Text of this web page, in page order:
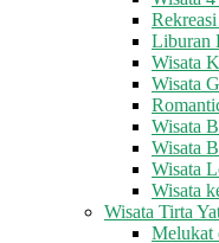
Liburan
Wisata
Wisata
Wisata
Wisata
Wisata
Wisata
Wisata Tirta
Melukat